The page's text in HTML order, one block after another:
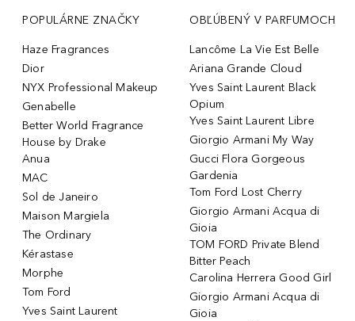
POPULÁRNE ZNAČKY
Haze Fragrances
Dior
NYX Professional Makeup
Genabelle
Better World Fragrance
House by Drake
Anua
MAC
Sol de Janeiro
Maison Margiela
The Ordinary
Kérastase
Morphe
Tom Ford
Yves Saint Laurent
OBĽÚBENÝ V PARFUMOCH
Lancôme La Vie Est Belle
Ariana Grande Cloud
Yves Saint Laurent Black
Opium
Yves Saint Laurent Libre
Giorgio Armani My Way
Gucci Flora Gorgeous
Gardenia
Tom Ford Lost Cherry
Giorgio Armani Acqua di
Gioia
TOM FORD Private Blend
Bitter Peach
Carolina Herrera Good Girl
Giorgio Armani Acqua di
Gioia